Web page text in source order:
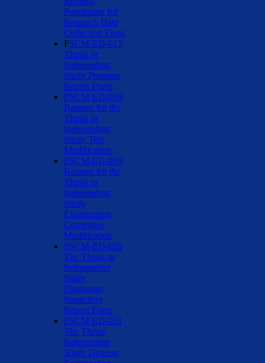
Permission for
Research Data
Collection Form
PSCM-ED-017
Thesis or
Independent
Study Progress
Report Form
PSCM-ED-018
Request for the
Thesis or
Independent
Study Title
Modification
PSCM-ED-019
Request for the
Thesis or
Independent
Study
Examination
Committee
Modification
PSCM-ED-020
The Thesis or
Independent
Study
Plagiarism
Inspection
Report Form
PSCM-ED-021
The Thesis
Independent
Study Defense